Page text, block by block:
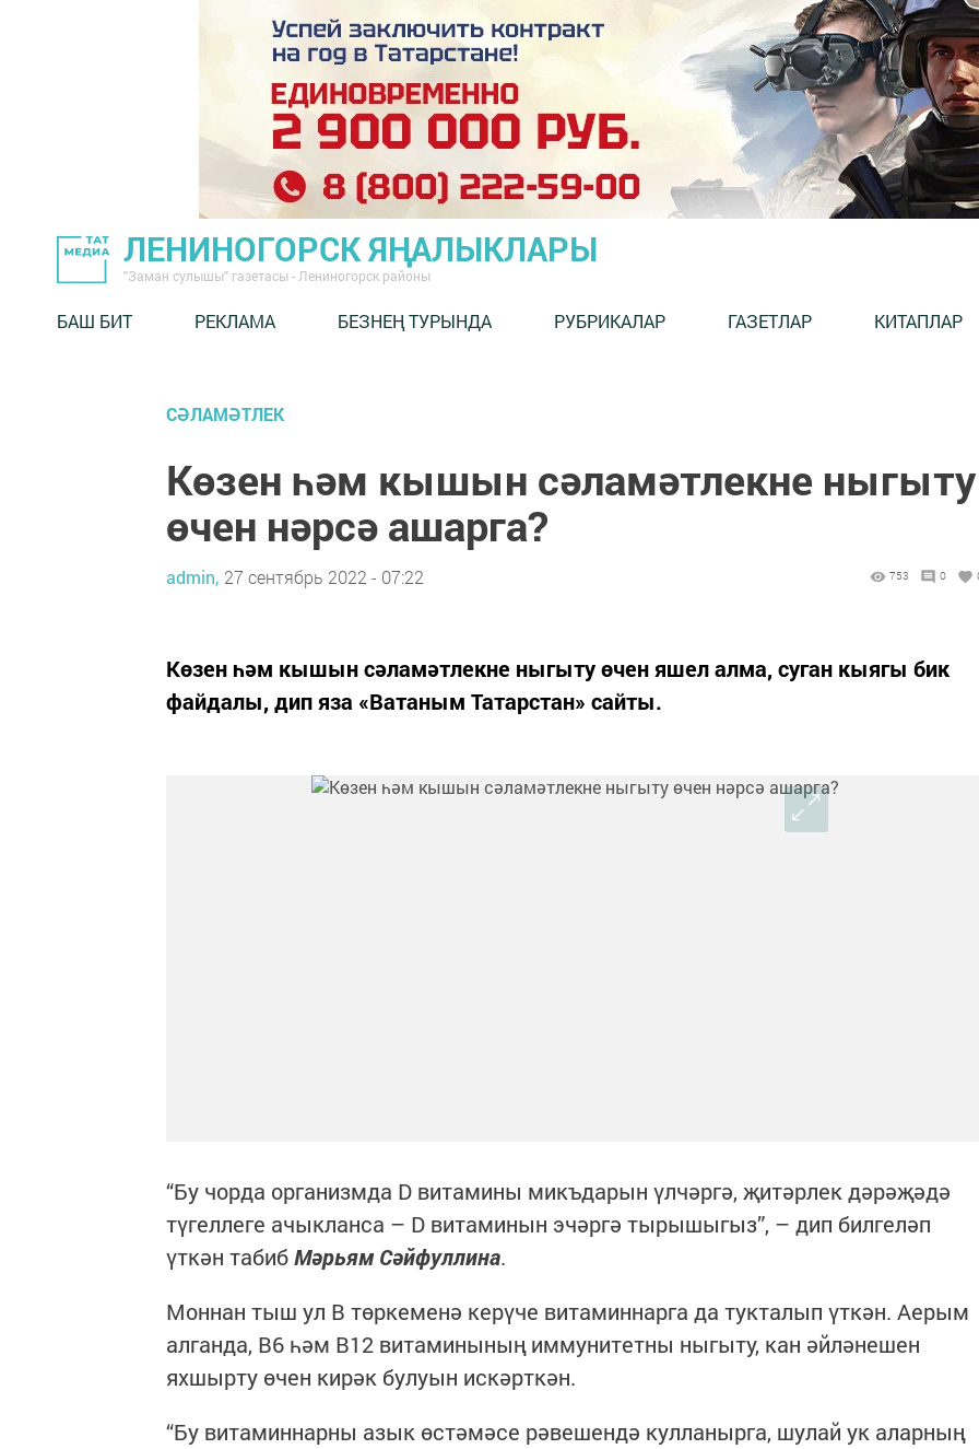
ЛЕНИНОГОРСК ЯҢАЛЫКЛАРЫ
"Заман сулышы" газетасы - Лениногорск районы
БАШ БИТ РЕКЛАМА БЕЗНЕҢ ТУРЫНДА РУБРИКАЛАР ГАЗЕТЛАР КИТАПЛАР
СӘЛАМӘТЛЕК
Көзен һәм кышын сәламәтлекне ныгыту
өчен нәрсә ашарга?
admin, 27 сентябрь 2022 - 07:22 753 0
Көзен һәм кышын сәламәтлекне ныгыту өчен яшел алма, суган кыягы бик
файдалы, дип яза «Ватаным Татарстан» сайты.
“Бу чорда организмда D витамины микъдарын үлчәргә, җитәрлек дәрәҗәдә
түгеллеге ачыкланса – D витаминын эчәргә тырышыгыз”, – дип билгеләп
үткән табибМәрьям Сәйфуллина.
Моннан тыш ул В төркеменә керүче витаминнарга да тукталып үткән. Аерым
алганда, B6 һәм B12 витаминының иммунитетны ныгыту, кан әйләнешен
яхшырту өчен кирәк булуын искәрткән.
“Бу витаминнарны азык өстәмәсе рәвешендә кулланырга, шулай ук аларның